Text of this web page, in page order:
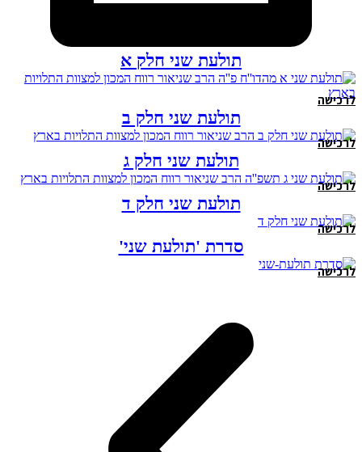
תולעת שני חלק א
לרכישה
תולעת שני חלק ב
לרכישה
תולעת שני חלק ג
לרכישה
תולעת שני חלק ד
לרכישה
סדרת 'תולעת שני'
לרכישה